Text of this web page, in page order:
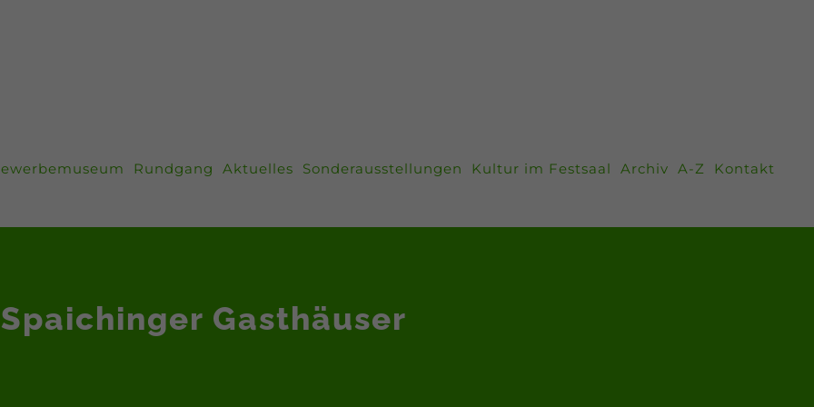
Rundgang Aktuelles Sonderausstellungen Kultur im Festsaal Archiv A-Z Kontakt
Spaichinger Gasthäuser